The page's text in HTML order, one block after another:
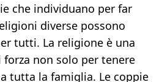
che individuano per far
diverse possono
tutti. La religione è una
non solo per tenere
tutta la famiglia. Le coppie